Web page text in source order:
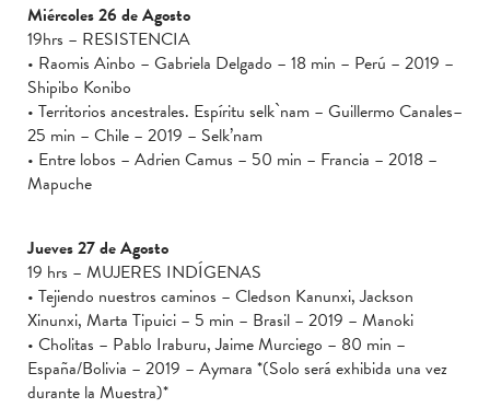
Miércoles 26 de Agosto
19hrs – RESISTENCIA
• Raomis Ainbo – Gabriela Delgado – 18 min – Perú – 2019 –
Shipibo Konibo
• Territorios ancestrales. Espíritu selk`nam – Guillermo Canales–
25 min – Chile – 2019 – Selk’nam
• Entre lobos – Adrien Camus – 50 min – Francia – 2018 –
Mapuche
Jueves 27 de Agosto
19 hrs – MUJERES INDÍGENAS
• Tejiendo nuestros caminos – Cledson Kanunxi, Jackson
Xinunxi, Marta Tipuici – 5 min – Brasil – 2019 – Manoki
• Cholitas – Pablo Iraburu, Jaime Murciego – 80 min –
España/Bolivia – 2019 – Aymara *(Solo será exhibida una vez
durante la Muestra)*